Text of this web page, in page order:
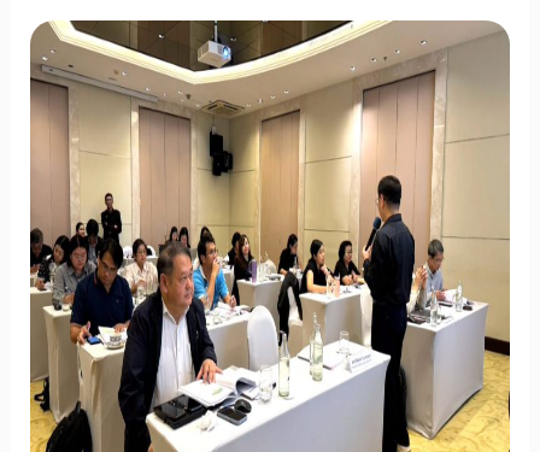
เวที
ชี้
ทิศทาง
อุตสาหกรรม
อิเล็กทรอนิกส์
Smart
Manufacturing
พร้อม
รับ
การ
เปลี่ยน
ผ่าน
สู่